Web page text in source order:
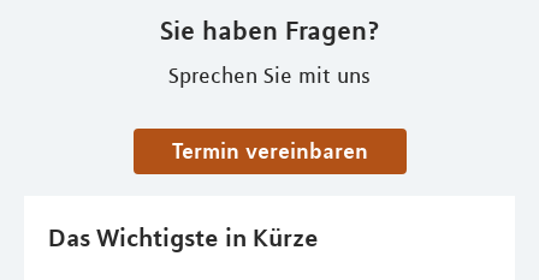
Sie haben Fragen?
Sprechen Sie mit uns
Termin vereinbaren
Das Wichtigste in Kürze